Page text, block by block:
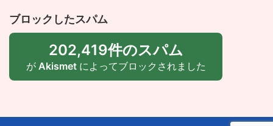
ブロックしたスパム
202,419件のスパム
が Akismetによってブロックされました